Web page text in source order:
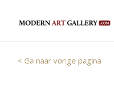
< Ga naar vorige pagina